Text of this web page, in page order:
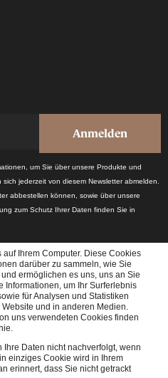
Ihrem Computer. Diese Cookies
darüber zu sammeln, wie Sie
ermöglichen es uns, uns an Sie
Informationen, um Ihr Surferlebnis
für Analysen und Statistiken
und in anderen Medien.
uns verwendeten Cookies finden
Daten nicht nachverfolgt, wenn
einziges Cookie wird in Ihrem
erinnert, dass Sie nicht getrackt
um Sie über unsere Produkte und
jederzeit von diesem Newsletter abmelden.
abbestellen können, sowie über unsere
zum Schutz Ihrer Daten finden Sie in
neuesten Branchennachrichten.